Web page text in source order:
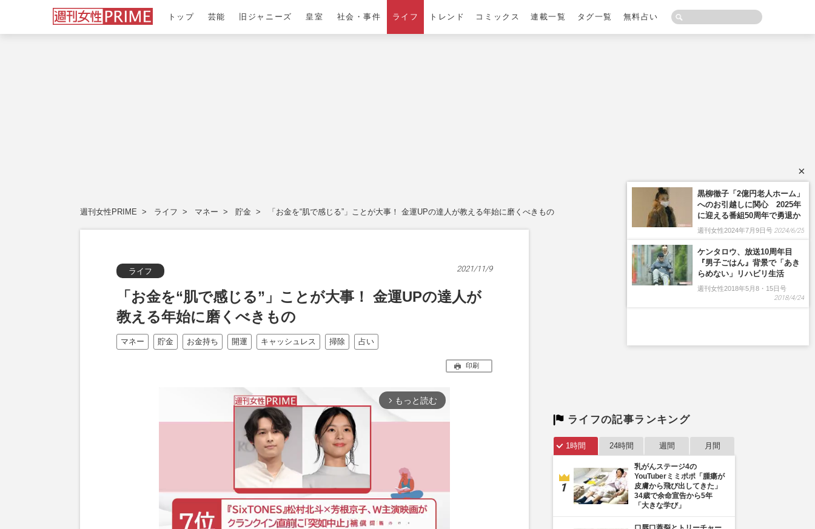
トップ 芸能 旧ジャニーズ 皇室 社会・事件 ライフ トレンド コミックス 連載一覧 タグ一覧 無料占い
週刊女性PRIME ライフ マネー 貯金 「お金を“肌で感じる”」ことが大事！ 金運UPの達人が教える年始に磨くべきもの
ライフ 2021/11/9
「お金を“肌で感じる”」ことが大事！ 金運UPの達人が
教える年始に磨くべきもの
マネー 貯金 お金持ち 開運 キャッシュレス 掃除 占い
印刷
arrow_forward_ios もっと読む
ライフの記事ランキング
1時間 24時間 週間 月間
乳がんステージ4の
YouTuberミミポポ「腫瘍が
皮膚から飛び出してきた」
34歳で余命宣告から5年
「大きな学び」
×
黒柳徹子「2億円老人ホーム」
へのお引越しに関心 2025年
に迎える番組50周年で勇退か
週刊女性2024年7月9日号 2024/6/25
ケンタロウ、放送10周年目
『男子ごはん』背景で「あき
らめない」リハビリ生活
週刊女性2018年5月8・15日号
2018/4/24